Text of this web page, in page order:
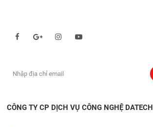
CÔNG TY CP DỊCH VỤ CÔNG NGHỆ DATECH